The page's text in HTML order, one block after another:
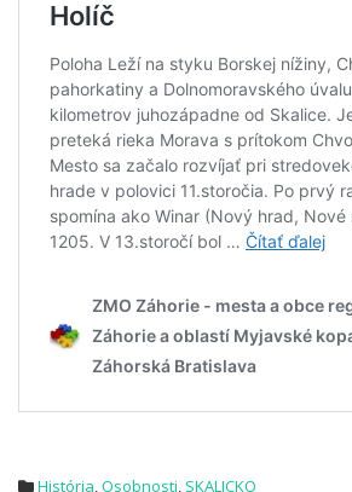
História,Osobnosti, SKALICKO